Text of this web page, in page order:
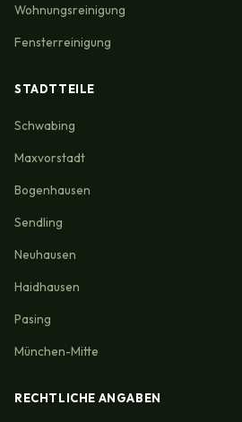
Wohnungsreinigung
Fensterreinigung
STADTTEILE
Schwabing
Maxvorstadt
Bogenhausen
Sendling
Neuhausen
Haidhausen
Pasing
München-Mitte
RECHTLICHE ANGABEN